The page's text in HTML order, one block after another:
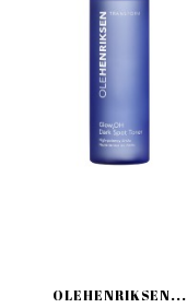
OLEHENRIKSEN...